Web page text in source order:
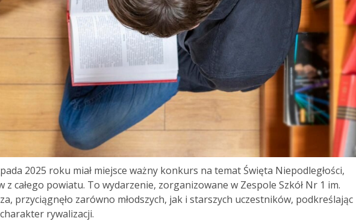
2025 roku miał miejsce ważny konkurs na temat Święta Niepodległości,
z całego powiatu. To wydarzenie, zorganizowane w Zespole Szkół Nr 1 im.
przyciągnęło zarówno młodszych, jak i starszych uczestników, podkreślając
rywalizacji.